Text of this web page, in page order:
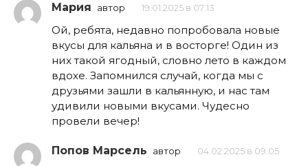
Мария автор 19.01.2025 в 07:13
Ой, ребята, недавно попробовала новые
вкусы для кальяна и в восторге! Один из
них такой ягодный, словно лето в каждом
вдохе. Запомнился случай, когда мы с
друзьями зашли в кальянную, и нас там
удивили новыми вкусами. Чудесно
провели вечер!
Попов Марсель автор 04.02.2025 в 09:05